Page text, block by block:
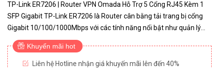
TP-Link ER7206 | Router VPN Omada Hỗ Trợ 5 Cổng RJ45 Kèm 1
SFP Gigabit TP-Link ER7206 là Router cân bằng tải trang bị cổng
Gigabit 10/100/1000Mbps với các tính năng nổi bật như quản lý
tập trung, hỗ trợ lên đến 4 cổng WAN, cân bằng tải ổn địn...
Khuyến mãi hot
Liên hệ Hotline nhận giá khuyến mãi lên đến 40%